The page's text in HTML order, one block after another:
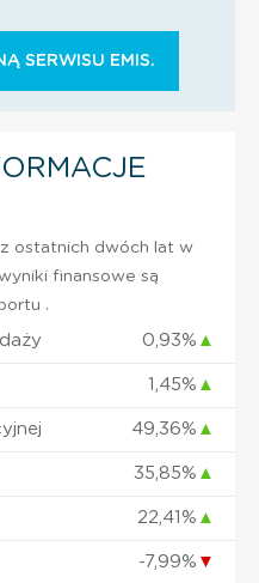
SERWISU EMIS.
ostatnich dwóch lat w
finansowe są
.
0,93% ▲
1,45% ▲
49,36% ▲
35,85% ▲
22,41% ▲
-7,99% ▼